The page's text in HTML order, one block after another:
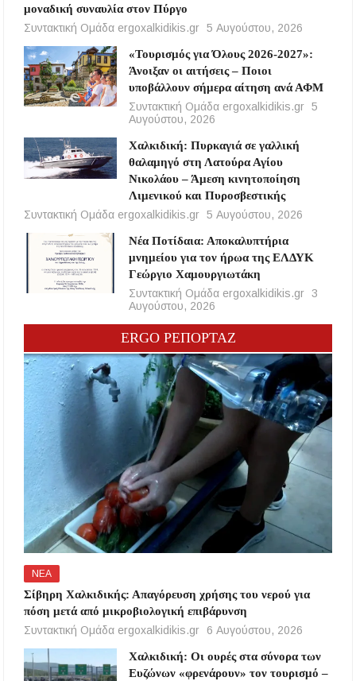
μοναδική συναυλία στον Πύργο
Συντακτική Ομάδα ergoxalkidikis.gr 5 Αυγούστου, 2026
«Τουρισμός για Όλους 2026-2027»:
Άνοιξαν οι αιτήσεις – Ποιοι
υποβάλλουν σήμερα αίτηση ανά ΑΦΜ
Συντακτική Ομάδα ergoxalkidikis.gr 5
Αυγούστου, 2026
Χαλκιδική: Πυρκαγιά σε γαλλική
θαλαμηγό στη Λατούρα Αγίου
Νικολάου – Άμεση κινητοποίηση
Λιμενικού και Πυροσβεστικής
Συντακτική Ομάδα ergoxalkidikis.gr 5 Αυγούστου, 2026
Νέα Ποτίδαια: Αποκαλυπτήρια
μνημείου για τον ήρωα της ΕΛΔΥΚ
Γεώργιο Χαμουργιωτάκη
Συντακτική Ομάδα ergoxalkidikis.gr 3
Αυγούστου, 2026
ERGO ΡΕΠΟΡΤΑΖ
ΝΕΑ
Σίβηρη Χαλκιδικής: Απαγόρευση χρήσης του νερού για
πόση μετά από μικροβιολογική επιβάρυνση
Συντακτική Ομάδα ergoxalkidikis.gr
6 Αυγούστου, 2026
Χαλκιδική: Οι ουρές στα σύνορα των
Ευζώνων «φρενάρουν» τον τουρισμό –